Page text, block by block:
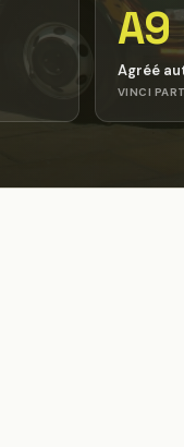
A9
Agréé
VINCI